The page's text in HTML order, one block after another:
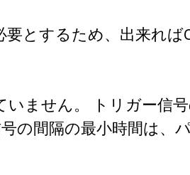
とするため、出来れ
ません。 トリガー信
の間隔の最小時間は、